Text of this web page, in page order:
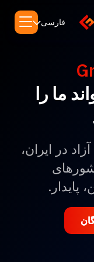
فارسی
ما را
در ایران،